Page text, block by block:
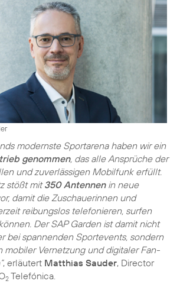
modernste Sportarena haben wir ein
genommen, das alle Ansprüche der
und zuverlässigen Mobilfunk erfüllt.
stößt mit350 Antennenin neue
damit die Zuschauerinnen und
reibungslos telefonieren, surfen
Der SAP Garden ist damit nicht
bei spannenden Sportevents, sondern
mobiler Vernetzung und digitaler Fan-
, erläutert Matthias Sauder, Director
2 Telefónica.